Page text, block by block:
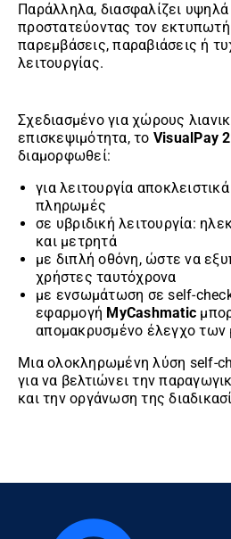
Παράλληλα, διασφαλίζει
προστατεύοντας τον
παρεμβάσεις, παραβιάσεις ή
λειτουργίας.
Σχεδιασμένο για χώρους
επισκεψιμότητα, το VisualPay
διαμορφωθεί:
για λειτουργία
πληρωμές
σε υβριδική λειτουργία:
και μετρητά
με διπλή οθόνη, ώστε να
χρήστες ταυτόχρονα
με ενσωμάτωση σε self-
εφαρμογή MyCashmatic
απομακρυσμένο έλεγχο των
Μια ολοκληρωμένη λύση self-
για να βελτιώνει την
και την οργάνωση της